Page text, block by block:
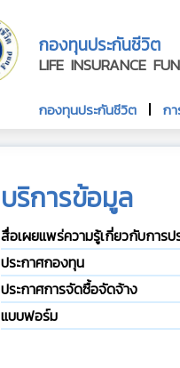
กองทุนประกันชีวิต
LIFE INSURANCE
กองทุนประกันชีวิต ก
บริการข้อมูล
สื่อเผยแพร่ความรู้เกี่ยวกับการป
ประกาศกองทุน
ประกาศการจัดซื้อจัดจ้าง
แบบฟอร์ม